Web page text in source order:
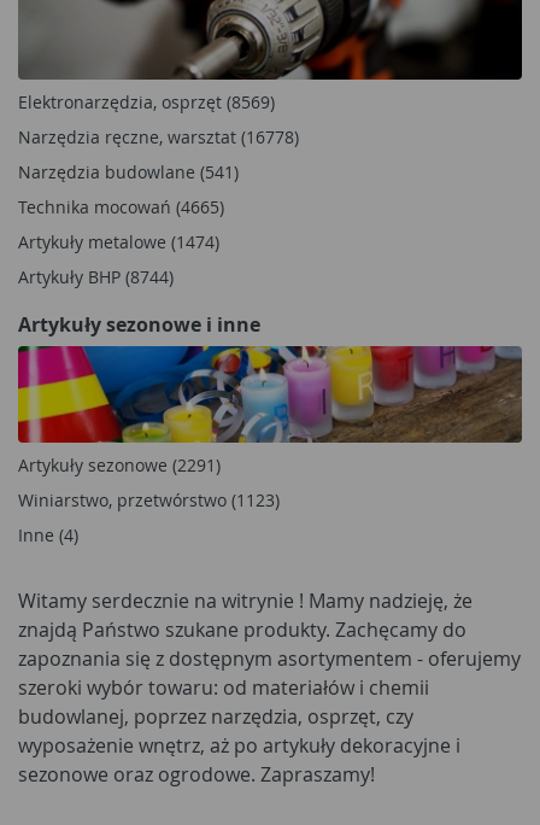
Elektronarzędzia, osprzęt (8569)
Narzędzia ręczne, warsztat (16778)
Narzędzia budowlane (541)
Technika mocowań (4665)
Artykuły metalowe (1474)
Artykuły BHP (8744)
Artykuły sezonowe i inne
Artykuły sezonowe (2291)
Winiarstwo, przetwórstwo (1123)
Inne (4)
Witamy serdecznie na witrynie ! Mamy nadzieję, że
znajdą Państwo szukane produkty. Zachęcamy do
zapoznania się z dostępnym asortymentem - oferujemy
szeroki wybór towaru: od materiałów i chemii
budowlanej, poprzez narzędzia, osprzęt, czy
wyposażenie wnętrz, aż po artykuły dekoracyjne i
sezonowe oraz ogrodowe. Zapraszamy!